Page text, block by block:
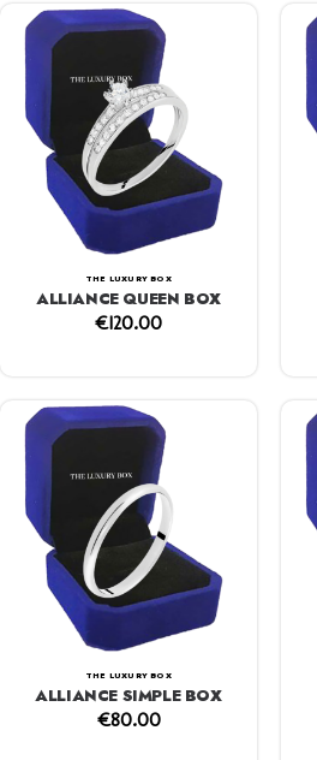
THE LUXURY BOX
ALLIANCE QUEEN BOX
€120.00
THE LUXURY BOX
ALLIANCE SIMPLE BOX
€80.00